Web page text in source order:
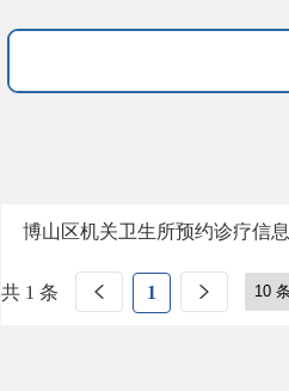
博山区机关卫生所预约诊疗信息
共 1 条 1